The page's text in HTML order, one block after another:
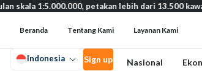
petakan lebih dari 13.500 kawah
Beranda Tentang Kami Layanan Kami
Indonesia Sign up Nasional